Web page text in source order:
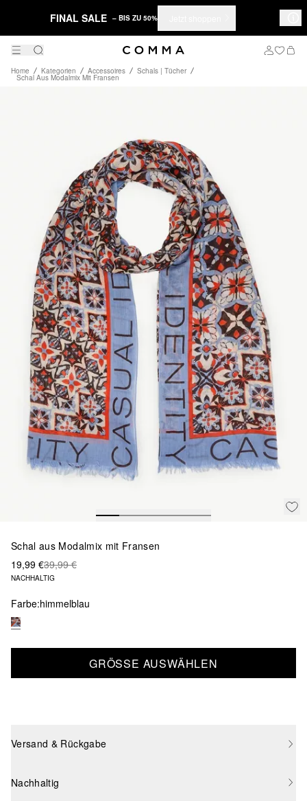
FINAL SALE – BIS ZU 50%
Home Kategorien Accessoires Schals | Tücher
Schal Aus Modalmix Mit Fransen
Schal aus Modalmix mit Fransen
19,99 €39,99 €
NACHHALTIG
Farbe:himmelblau
GRÖSSE AUSWÄHLEN
Versand & Rückgabe
Nachhaltig